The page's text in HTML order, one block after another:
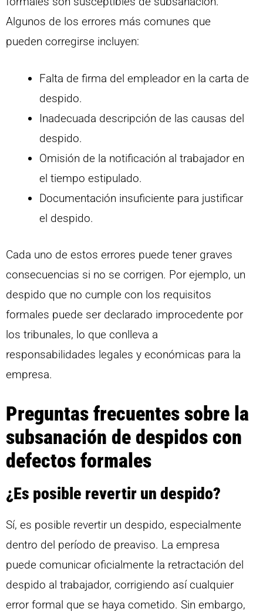
Algunos de los errores más comunes que
pueden corregirse incluyen:
Falta de firma del empleador en la carta de
despido.
Inadecuada descripción de las causas del
despido.
Omisión de la notificación al trabajador en
el tiempo estipulado.
Documentación insuficiente para justificar
el despido.
Cada uno de estos errores puede tener graves
consecuencias si no se corrigen. Por ejemplo, un
despido que no cumple con los requisitos
formales puede ser declarado improcedente por
los tribunales, lo que conlleva a
responsabilidades legales y económicas para la
empresa.
Preguntas frecuentes sobre la
subsanación de despidos con
defectos formales
¿Es posible revertir un despido?
Sí, es posible revertir un despido, especialmente
dentro del período de preaviso. La empresa
puede comunicar oficialmente la retractación del
despido al trabajador, corrigiendo así cualquier
error formal que se haya cometido. Sin embargo,